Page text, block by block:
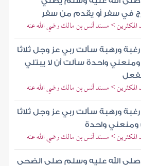
في سفر أو يقدم من سفر
> مسند أنس بن مالك رضي الله عنه
ورهبة سألت ربي عز وجل ثلاثا
واحدة سألت أن لا يبتلي
> مسند أنس بن مالك رضي الله عنه
ورهبة سألت ربي عز وجل ثلاثا
ومنعني واحدة
> مسند أنس بن مالك رضي الله عنه
صلى الله عليه وسلم صلى الضحى